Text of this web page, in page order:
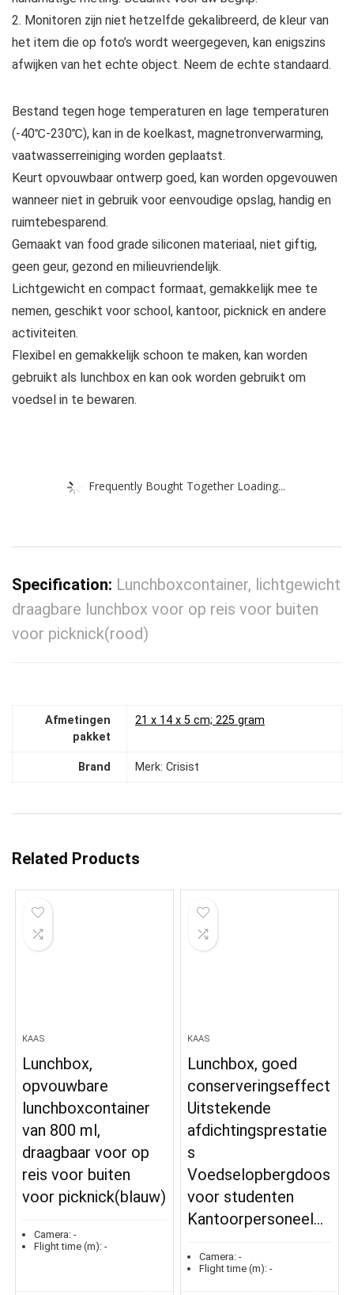
2. Monitoren zijn niet hetzelfde gekalibreerd, de kleur van
het item die op foto’s wordt weergegeven, kan enigszins
afwijken van het echte object. Neem de echte standaard.
Bestand tegen hoge temperaturen en lage temperaturen
(-40℃-230℃), kan in de koelkast, magnetronverwarming,
vaatwasserreiniging worden geplaatst.
Keurt opvouwbaar ontwerp goed, kan worden opgevouwen
wanneer niet in gebruik voor eenvoudige opslag, handig en
ruimtebesparend.
Gemaakt van food grade siliconen materiaal, niet giftig,
geen geur, gezond en milieuvriendelijk.
Lichtgewicht en compact formaat, gemakkelijk mee te
nemen, geschikt voor school, kantoor, picknick en andere
activiteiten.
Flexibel en gemakkelijk schoon te maken, kan worden
gebruikt als lunchbox en kan ook worden gebruikt om
voedsel in te bewaren.
Frequently Bought Together Loading...
Specification: Lunchboxcontainer, lichtgewicht
draagbare lunchbox voor op reis voor buiten
voor picknick(rood)
Afmetingen
pakket
‎21 x 14 x 5 cm; 225 gram
Brand Merk: Crisist
Related Products
KAAS
Lunchbox,
opvouwbare
lunchboxcontainer
van 800 ml,
draagbaar voor op
reis voor buiten
voor picknick(blauw)
Camera: -
Flight time (m): -
KAAS
Lunchbox, goed
conserveringseffect
Uitstekende
afdichtingsprestatie
s
Voedselopbergdoos
voor studenten
Kantoorpersoneel…
Camera: -
Flight time (m): -